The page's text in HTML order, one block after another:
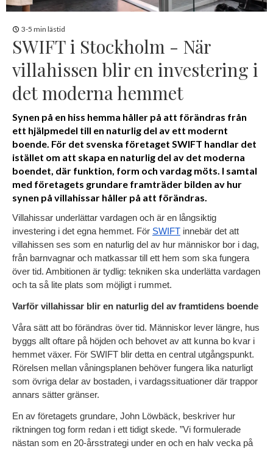
3-5 min lästid
SWIFT i Stockholm - När
villahissen blir en investering i
det moderna hemmet
Synen på en hiss hemma håller på att förändras från
ett hjälpmedel till en naturlig del av ett modernt
boende. För det svenska företaget SWIFT handlar det
istället om att skapa en naturlig del av det moderna
boendet, där funktion, form och vardag möts. I samtal
med företagets grundare framträder bilden av hur
synen på villahissar håller på att förändras.
Villahissar underlättar vardagen och är en långsiktig
investering i det egna hemmet. För SWIFT innebär det att
villahissen ses som en naturlig del av hur människor bor i dag,
från barnvagnar och matkassar till ett hem som ska fungera
över tid. Ambitionen är tydlig: tekniken ska underlätta vardagen
och ta så lite plats som möjligt i rummet.
Varför villahissar blir en naturlig del av framtidens boende
Våra sätt att bo förändras över tid. Människor lever längre, hus
byggs allt oftare på höjden och behovet av att kunna bo kvar i
hemmet växer. För SWIFT blir detta en central utgångspunkt.
Rörelsen mellan våningsplanen behöver fungera lika naturligt
som övriga delar av bostaden, i vardagssituationer där trappor
annars sätter gränser.
En av företagets grundare, John Löwbäck, beskriver hur
riktningen tog form redan i ett tidigt skede. ”Vi formulerade
nästan som en 20-årsstrategi under en och en halv vecka på